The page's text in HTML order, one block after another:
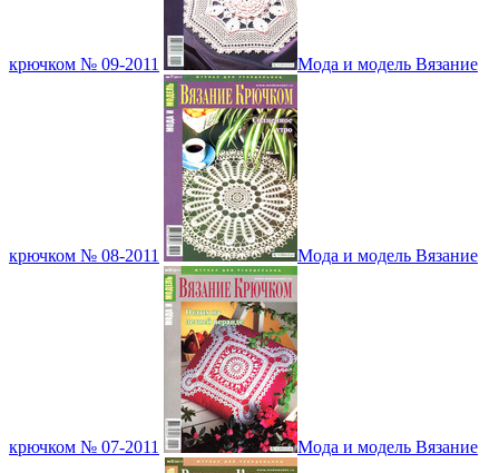
крючком № 09-2011 Мода и модель Вязание
крючком № 08-2011 Мода и модель Вязание
крючком № 07-2011 Мода и модель Вязание